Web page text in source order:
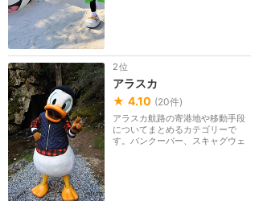
2位
アラスカ
★ 4.10 (20件)
アラスカ航路の寄港地や移動手段
についてまとめるカテゴリーで
す。バンクーバー、スキャグウェ